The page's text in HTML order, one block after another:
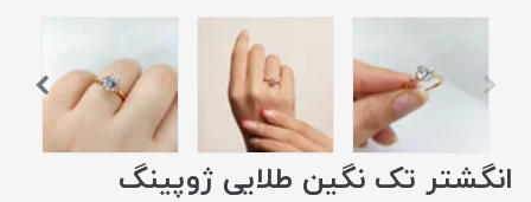
انگشتر تک نگین طلایی ژوپینگ